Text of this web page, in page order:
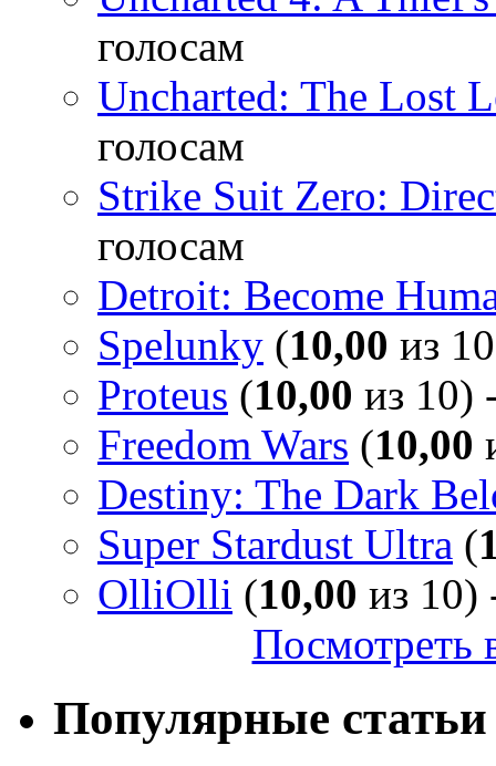
голосам
Uncharted: The Lost
голосам
Strike Suit Zero:
голосам
Detroit: Become
Spelunky (10,00 из
Proteus (10,00 из 10)
Freedom Wars (10,00
Destiny: The Dark
Super Stardust Ultra (
OlliOlli (10,00 из 10)
Посмотреть
Популярные статьи